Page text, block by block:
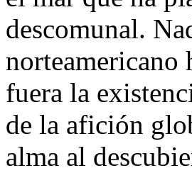
descomunal.
norteamericano
fuera la
de la afición
alma al